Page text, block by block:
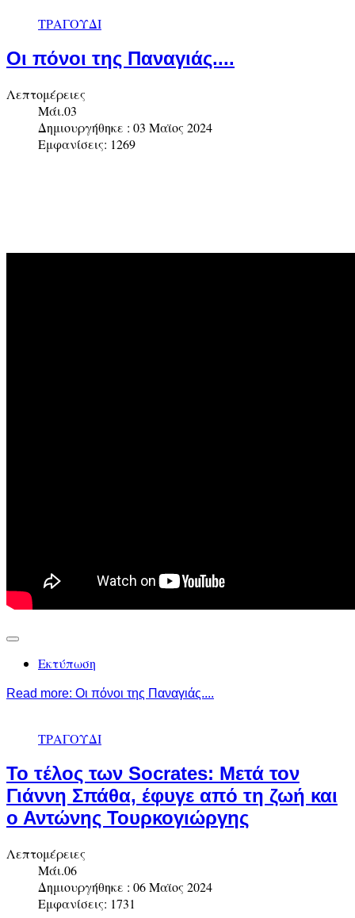
ΤΡΑΓΟΥΔΙ
Οι πόνοι της Παναγιάς....
Λεπτομέρειες
Μάι.03
Δημιουργήθηκε : 03 Μαϊος 2024
Εμφανίσεις: 1269
Εκτύπωση
Read more: Οι πόνοι της Παναγιάς....
ΤΡΑΓΟΥΔΙ
Το τέλος των Socrates: Μετά τον
Γιάννη Σπάθα, έφυγε από τη ζωή και
ο Αντώνης Τουρκογιώργης
Λεπτομέρειες
Μάι.06
Δημιουργήθηκε : 06 Μαϊος 2024
Εμφανίσεις: 1731